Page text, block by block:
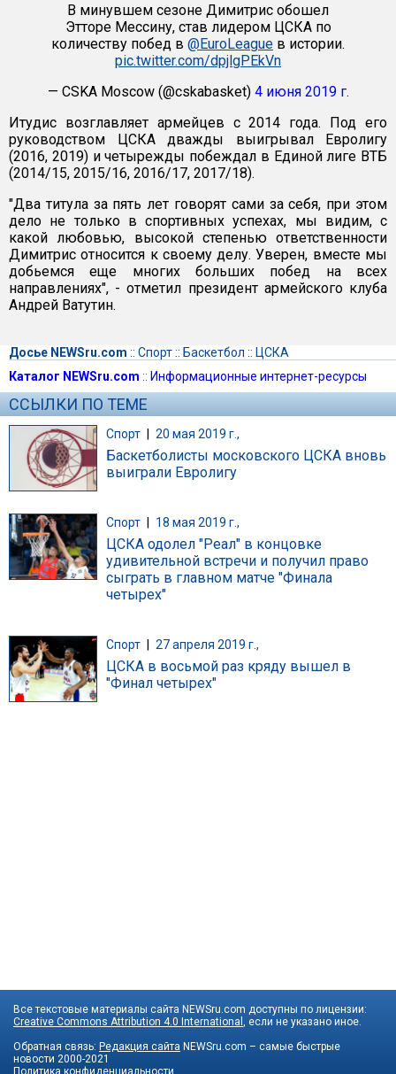
В минувшем сезоне Димитрис обошел
Этторе Мессину, став лидером ЦСКА по
количеству побед в @EuroLeague в истории.
pic.twitter.com/dpjlgPEkVn
— CSKA Moscow (@cskabasket) 4 июня 2019 г.
Итудис возглавляет армейцев с 2014 года. Под его
руководством ЦСКА дважды выигрывал Евролигу
(2016, 2019) и четырежды побеждал в Единой лиге ВТБ
(2014/15, 2015/16, 2016/17, 2017/18).
"Два титула за пять лет говорят сами за себя, при этом
дело не только в спортивных успехах, мы видим, с
какой любовью, высокой степенью ответственности
Димитрис относится к своему делу. Уверен, вместе мы
добьемся еще многих больших побед на всех
направлениях", - отметил президент армейского клуба
Андрей Ватутин.
Досье NEWSru.com :: Спорт:: Баскетбол :: ЦСКА
Каталог NEWSru.com :: Информационные интернет-ресурсы
ССЫЛКИ ПО ТЕМЕ
Спорт | 20 мая 2019 г.,
Баскетболисты московского ЦСКА вновь
выиграли Евролигу
Спорт 18 мая 2019 г.,
ЦСКА одолел "Реал" в концовке
удивительной встречи и получил право
сыграть в главном матче "Финала
четырех"
Спорт 27 апреля 2019 г.,
ЦСКА в восьмой раз кряду вышел в
"Финал четырех"
Все текстовые материалы сайта NEWSru.com доступны по лицензии:
Creative Commons Attribution 4.0 International , если не указано иное.
Обратная связь: Редакция сайта NEWSru.com – самые быстрые
новости 2000-2021